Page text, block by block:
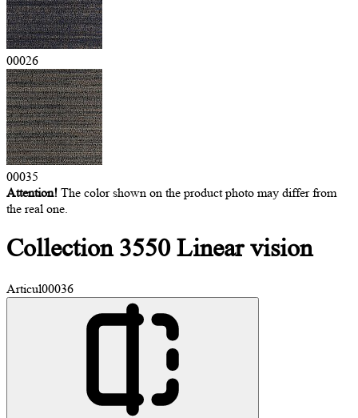
00026
00035
Attention! The color shown on the product photo may differ from
the real one.
Collection 3550Linear vision
Articul00036